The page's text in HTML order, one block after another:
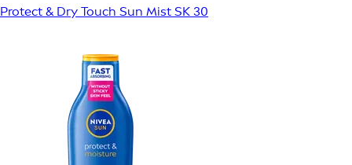
Protect & Dry Touch Sun Mist SK 30